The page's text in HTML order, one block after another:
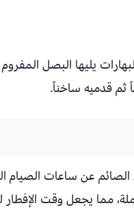
يليها البصل
ثم قدميه ساخناً.
عن ساعات الصيام
مما يجعل وقت